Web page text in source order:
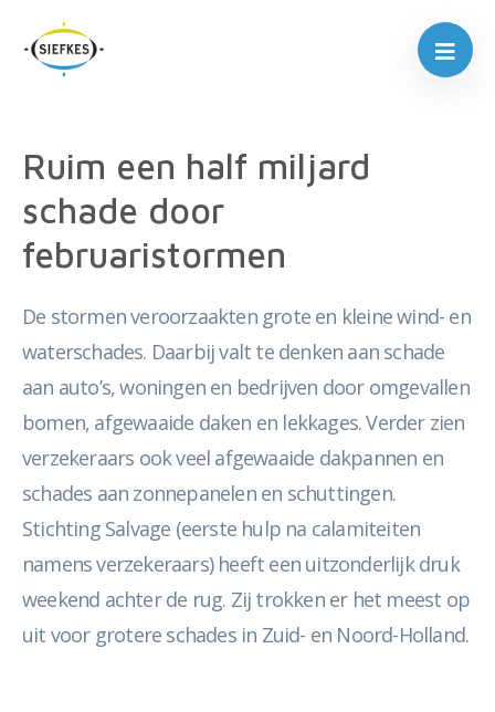
Ruim een half miljard
schade door
februaristormen
De stormen veroorzaakten grote en kleine wind- en
waterschades. Daarbij valt te denken aan schade
aan auto’s, woningen en bedrijven door omgevallen
bomen, afgewaaide daken en lekkages. Verder zien
verzekeraars ook veel afgewaaide dakpannen en
schades aan zonnepanelen en schuttingen.
Stichting Salvage (eerste hulp na calamiteiten
namens verzekeraars) heeft een uitzonderlijk druk
weekend achter de rug. Zij trokken er het meest op
uit voor grotere schades in Zuid- en Noord-Holland.